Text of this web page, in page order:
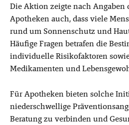
Die Aktion zeigte nach Angaben
Apotheken auch, dass viele
rund um Sonnenschutz und
Häufige Fragen betrafen die
individuelle Risikofaktoren
Medikamenten und
Für Apotheken bieten solche
niederschwellige
Beratung zu verbinden und